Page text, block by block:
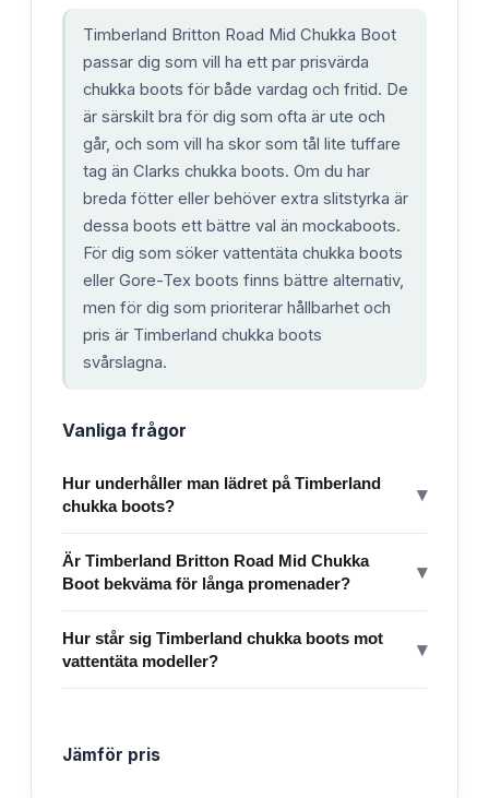
Timberland Britton Road Mid Chukka Boot
passar dig som vill ha ett par prisvärda
chukka boots för både vardag och fritid. De
är särskilt bra för dig som ofta är ute och
går, och som vill ha skor som tål lite tuffare
tag än Clarks chukka boots. Om du har
breda fötter eller behöver extra slitstyrka är
dessa boots ett bättre val än mockaboots.
För dig som söker vattentäta chukka boots
eller Gore-Tex boots finns bättre alternativ,
men för dig som prioriterar hållbarhet och
pris är Timberland chukka boots
svårslagna.
Vanliga frågor
Hur underhåller man lädret på Timberland
chukka boots?
▾
Är Timberland Britton Road Mid Chukka
Boot bekväma för långa promenader?
▾
Hur står sig Timberland chukka boots mot
vattentäta modeller?
▾
Jämför pris